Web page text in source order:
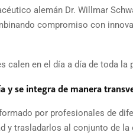
alemán Dr. Willmar
compromiso con
calen en el día a día de toda la
se integra de manera
por profesionales de
y trasladarlos al conjunto de la